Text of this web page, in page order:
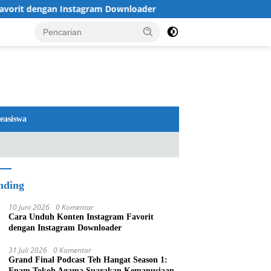
dengan Instagram Downloader
10 Juni 2026 0 Komentar
Cara Unduh Konten Instagram Favorit
dengan Instagram Downloader
31 Juli 2026 0 Komentar
Grand Final Podcast Teh Hangat Season 1: